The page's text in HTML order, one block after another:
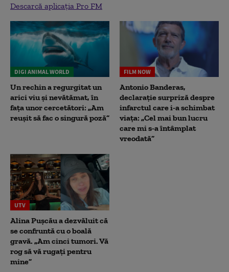
Descarcă aplicația Pro FM
DIGI ANIMAL WORLD
Un rechin a regurgitat un
arici viu și nevătămat, în
fața unor cercetători: „Am
reușit să fac o singură poză”
FILM NOW
Antonio Banderas,
declarație surpriză despre
infarctul care i-a schimbat
viața: „Cel mai bun lucru
care mi s-a întâmplat
vreodată”
UTV
Alina Pușcău a dezvăluit că
se confruntă cu o boală
gravă. „Am cinci tumori. Vă
rog să vă rugați pentru
mine”